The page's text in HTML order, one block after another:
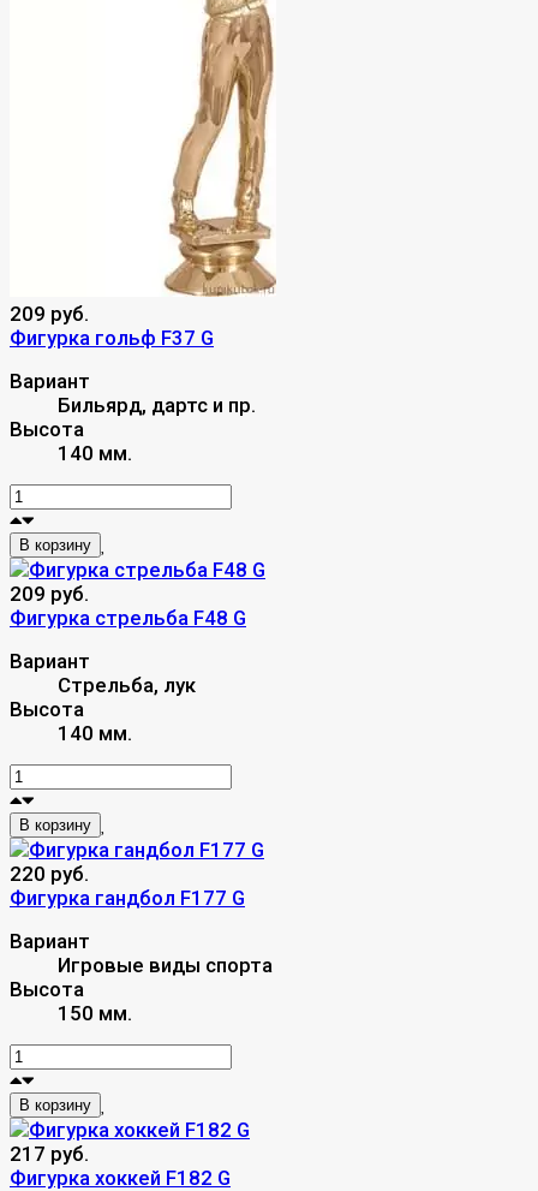
209 руб.
Фигурка гольф F37 G
Вариант
Бильярд, дартс и пр.
Высота
140 мм.
В корзину
209 руб.
Фигурка стрельба F48 G
Вариант
Стрельба, лук
Высота
140 мм.
В корзину
220 руб.
Фигурка гандбол F177 G
Вариант
Игровые виды спорта
Высота
150 мм.
В корзину
217 руб.
Фигурка хоккей F182 G